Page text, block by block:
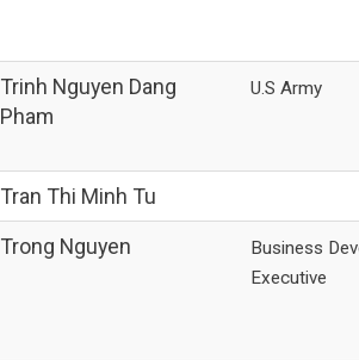
Trinh Nguyen Dang
Pham
U.S Army
Tran Thi Minh Tu
Trong Nguyen
Business
Executive